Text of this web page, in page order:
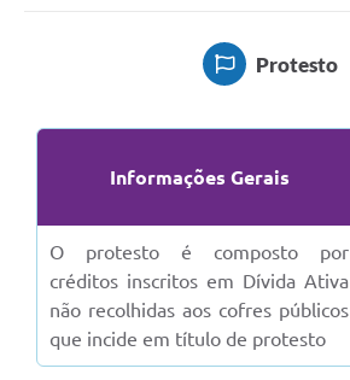
Editais
Lista Telefônica
A Nossa Cidade
Protesto
Informações Gerais
O protesto é composto por
créditos inscritos em Dívida Ativa
não recolhidas aos cofres públicos
que incide em título de protesto